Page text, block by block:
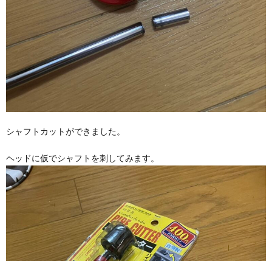
シャフトカットができました。
ヘッドに仮でシャフトを刺してみます。